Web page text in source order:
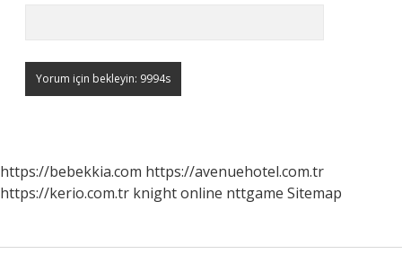
https://bebekkia.com https://avenuehotel.com.tr
https://kerio.com.tr knight online nttgame Sitemap